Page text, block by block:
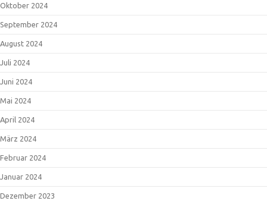
Oktober 2024
September 2024
August 2024
Juli 2024
Juni 2024
Mai 2024
April 2024
März 2024
Februar 2024
Januar 2024
Dezember 2023